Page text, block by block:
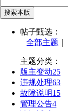
搜索本版
帖子甄选：
全部主题
主题分类：
版主变动25
违规处理63
故障说明15
管理公告4